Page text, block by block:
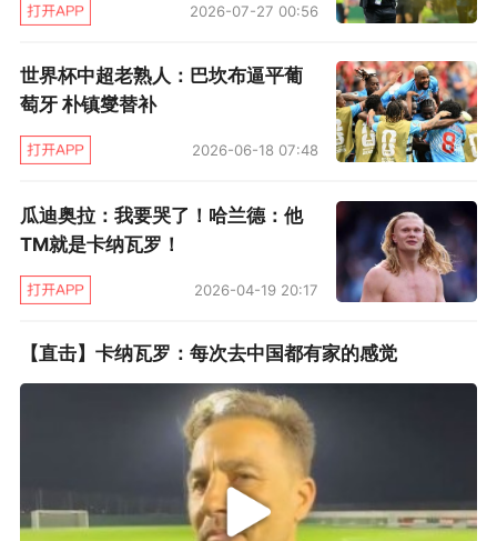
卡纳瓦罗为何没有给球队公布假期结束的日
期，在球队看来，这是卡帅的一个习惯。过去这
个赛季，卡纳瓦罗经常在球队打完客场返回广州
的路上才突然宣布给球队放几天假。或许卡帅不
希望提前宣布假期让球员分心，但这样的“惊
喜”有时候确实让球队上下有点措手不及的感觉。
赛季结束后，卡纳瓦罗其实已经给俱乐部提
交了一份冬训方案。但是，因为这个赛季只拿到
超级杯冠军，中超和亚冠的夺冠任务都没能完
成，球队老板许家印已经要求俱乐部针对卡纳瓦
罗这一赛季的执教表现和成绩进行总结，卡纳瓦
罗自己也很清楚，没有冠军，老板肯定不开心。
一年前，卡纳瓦罗顶着中超最佳教练的光环
2026-07-27 00:56
世界杯中超老熟人：巴坎布逼平葡
萄牙 朴镇燮替补
2026-06-18 07:48
瓜迪奥拉：我要哭了！哈兰德：他
TM就是卡纳瓦罗！
2026-04-19 20:17
【直击】卡纳瓦罗：每次去中国都有家的感觉